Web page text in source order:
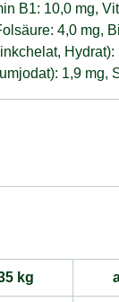
B1: 10,0 mg,
4,0 mg,
1,9 mg,
kg